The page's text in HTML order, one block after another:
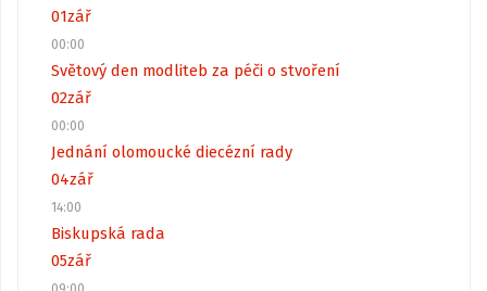
01zář
00:00
Světový den modliteb za péči o stvoření
02zář
00:00
Jednání olomoucké diecézní rady
04zář
14:00
Biskupská rada
05zář